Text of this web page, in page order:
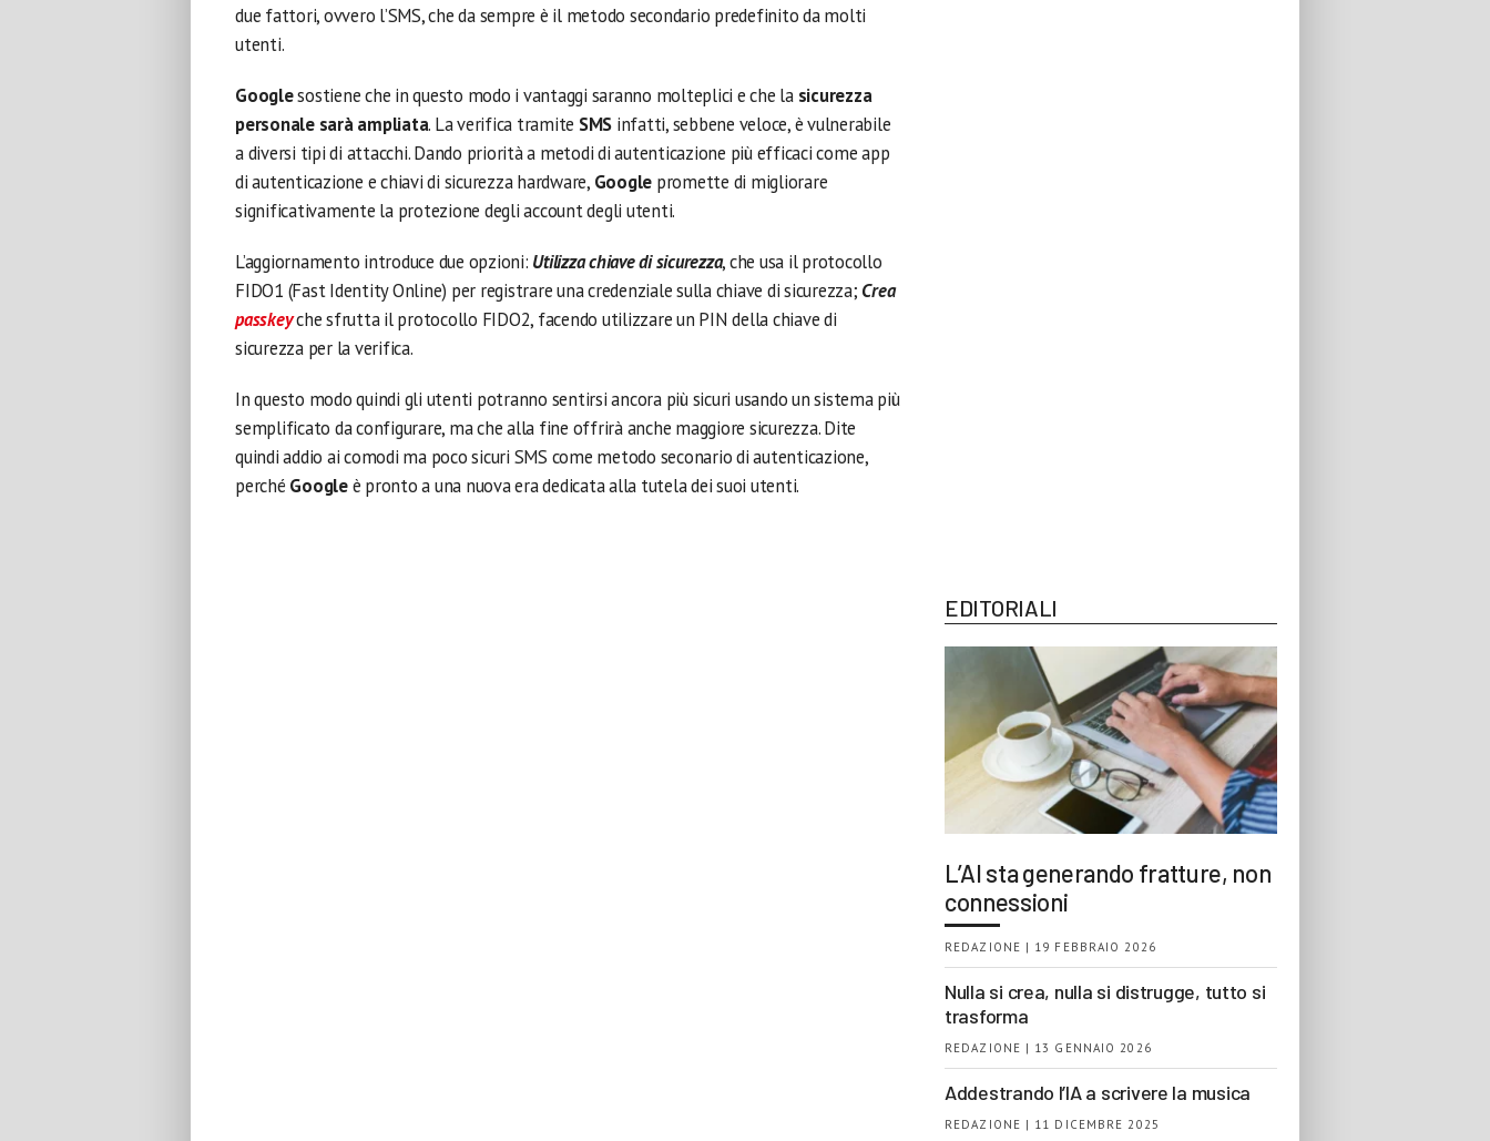
due fattori, ovvero l’SMS, che da sempre è il metodo secondario predefinito da molti
utenti.
Googlesostiene che in questo modo i vantaggi saranno molteplici e che la sicurezza
personale sarà ampliata. La verifica tramite SMS infatti, sebbene veloce, è vulnerabile
a diversi tipi di attacchi. Dando priorità a metodi di autenticazione più efficaci come app
di autenticazione e chiavi di sicurezza hardware, Google promette di migliorare
significativamente la protezione degli account degli utenti.
L’aggiornamento introduce due opzioni: Utilizza chiave di sicurezza, che usa il protocollo
FIDO1 (Fast Identity Online) per registrare una credenziale sulla chiave di sicurezza; Crea
passkeyche sfrutta il protocollo FIDO2, facendo utilizzare un PIN della chiave di
sicurezza per la verifica.
In questo modo quindi gli utenti potranno sentirsi ancora più sicuri usando un sistema più
semplificato da configurare, ma che alla fine offrirà anche maggiore sicurezza. Dite
quindi addio ai comodi ma poco sicuri SMS come metodo seconario di autenticazione,
perché Googleè pronto a una nuova era dedicata alla tutela dei suoi utenti.
EDITORIALI
L’AI sta generando fratture, non
connessioni
REDAZIONE | 19 FEBBRAIO 2026
Nulla si crea, nulla si distrugge, tutto si
trasforma
REDAZIONE | 13 GENNAIO 2026
Addestrando l’IA a scrivere la musica
REDAZIONE | 11 DICEMBRE 2025